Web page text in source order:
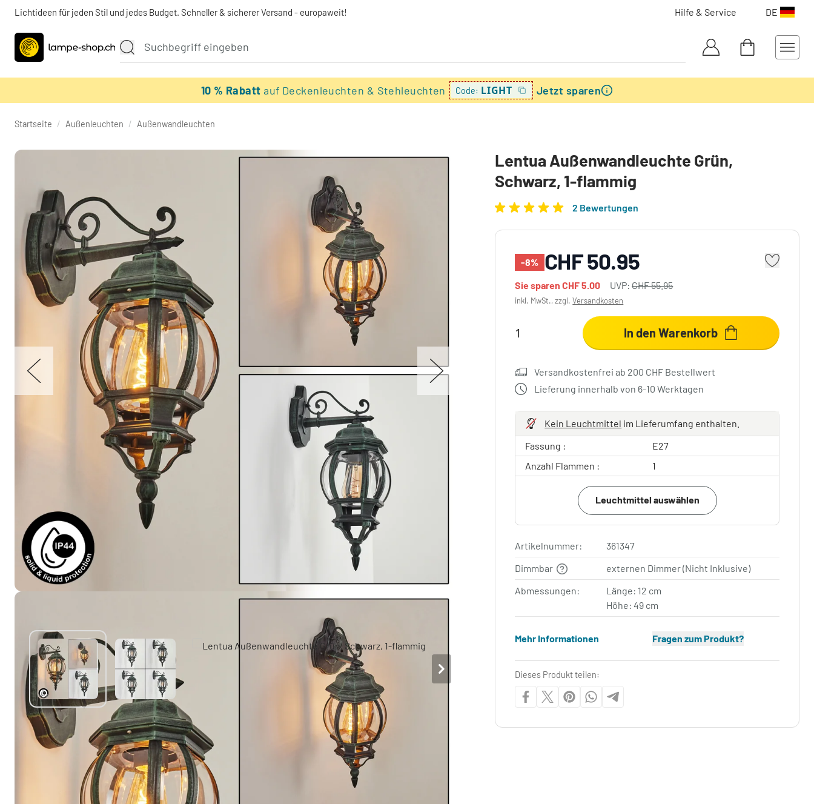
Lichtideen für jeden Stil und jedes Budget. Schneller & sicherer Versand - europaweit! Hilfe & Service DE
10 % Rabattauf Deckenleuchten & Stehleuchten Code: LIGHT Jetzt sparen
Startseite / Außenleuchten / Außenwandleuchten
Lentua Außenwandleuchte Grün,
Schwarz, 1-flammig
2 Bewertungen
-8% CHF 50.95
Sie sparenCHF 5.00 UVP:CHF 55.95
inkl. MwSt., zzgl.Versandkosten
In den Warenkorb
Versandkostenfrei ab 200 CHF Bestellwert
Lieferung innerhalb von 6-10 Werktagen
Kein Leuchtmittel im Lieferumfang enthalten.
Fassung :
E27
Anzahl Flammen :
1
Leuchtmittel auswählen
Artikelnummer:
361347
Dimmbar
externen Dimmer (Nicht Inklusive)
Abmessungen:
Länge: 12 cm
Höhe: 49 cm
Mehr Informationen Fragen zum Produkt?
Dieses Produkt teilen:
Sie mögen vielleicht auch